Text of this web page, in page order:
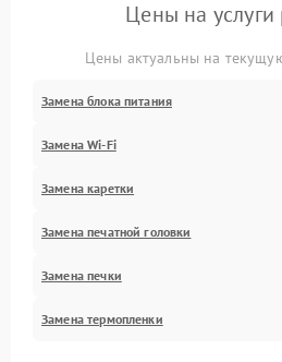
Цены на услуги
Цены актуальны на
Замена блока питания
Замена Wi-Fi
Замена каретки
Замена печатной головки
Замена печки
Замена термопленки